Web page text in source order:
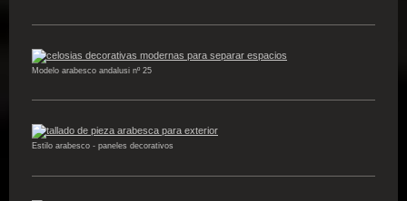
Modelo arabesco andalusi nº 25
Estilo arabesco - paneles decorativos